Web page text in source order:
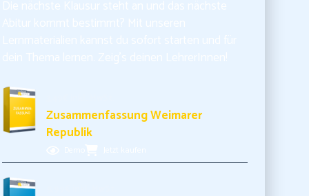
Zusammenfassung Weimarer
Republik